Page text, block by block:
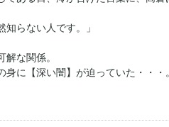
知らない人です。」
な関係。
に【深い闇】が迫っていた・・・